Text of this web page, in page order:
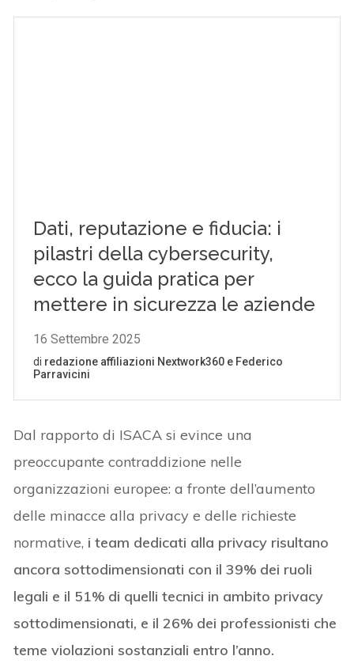
Dal rapporto di ISACA si evince una
preoccupante contraddizione nelle
organizzazioni europee: a fronte dell’aumento
delle minacce alla privacy e delle richieste
normative, i team dedicati alla privacy risultano
ancora sottodimensionati con il 39% dei ruoli
legali e il 51% di quelli tecnici in ambito privacy
sottodimensionati, e il 26% dei professionisti che
teme violazioni sostanziali entro l’anno.